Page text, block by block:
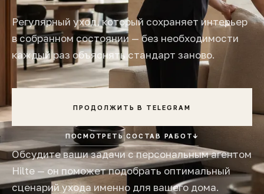
Регулярный уход, который сохраняет интерьер
в собранном состоянии — без необходимости
каждый раз объяснять стандарт заново.
ПРОДОЛЖИТЬ В TELEGRAM
ПОСМОТРЕТЬ СОСТАВ РАБОТ ↓
Обсудите ваши задачи с персональным агентом
Hilte — он поможет подобрать оптимальный
сценарий ухода именно для вашего дома.